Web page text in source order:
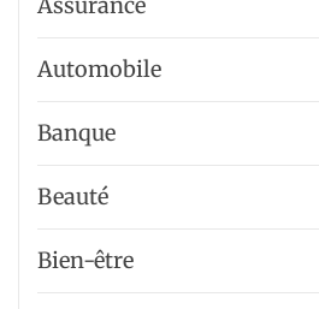
Automobile
Banque
Beauté
Bien-être